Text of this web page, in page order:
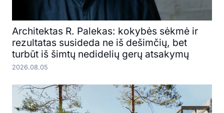
Architektas R. Palekas: kokybės sėkmė ir
rezultatas susideda ne iš dešimčių, bet
turbūt iš šimtų nedidelių gerų atsakymų
2026.08.05